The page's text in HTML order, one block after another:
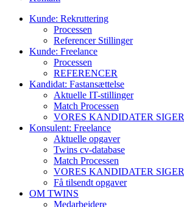
Kunde: Rekruttering
Processen
Referencer Stillinger
Kunde: Freelance
Processen
REFERENCER
Kandidat: Fastansættelse
Aktuelle IT-stillinger
Match Processen
VORES KANDIDATER SIGER
Konsulent: Freelance
Aktuelle opgaver
Twins cv-database
Match Processen
VORES KANDIDATER SIGER
Få tilsendt opgaver
OM TWINS
Medarbejdere